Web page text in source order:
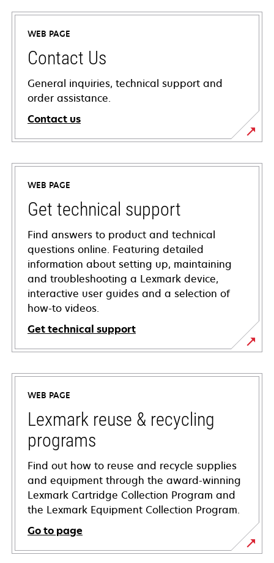
WEB PAGE
Contact Us
General inquiries, technical support and
order assistance.
Contact us
WEB PAGE
Get technical support
Find answers to product and technical
questions online. Featuring detailed
information about setting up, maintaining
and troubleshooting a Lexmark device,
interactive user guides and a selection of
how-to videos.
Get technical support
opens
in
new
tab
WEB PAGE
Lexmark reuse & recycling
programs
Find out how to reuse and recycle supplies
and equipment through the award-winning
Lexmark Cartridge Collection Program and
the Lexmark Equipment Collection Program.
Go to page